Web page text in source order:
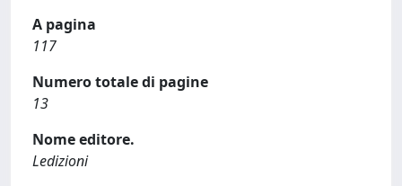
A pagina
117
Numero totale di pagine
13
Nome editore.
Ledizioni